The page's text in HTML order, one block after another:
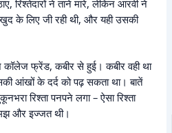
रिश्तेदारों ने ताने मारे, लेकिन आरवी ने
के लिए जी रही थी, और यही उसकी
फ्रेंड, कबीर से हुई। कबीर वही था
आंखों के दर्द को पढ़ सकता था। बातें
रिश्ता पनपने लगा – ऐसा रिश्ता
और इज्जत थी।